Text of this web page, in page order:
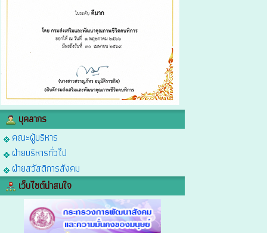
บุคลากร
คณะผู้บริหาร
ฝ่ายบริหารทั่วไป
ฝ่ายสวัสดิการสังคม
เว็บไซต์น่าสนใจ